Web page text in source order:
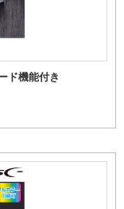
ド機能付き